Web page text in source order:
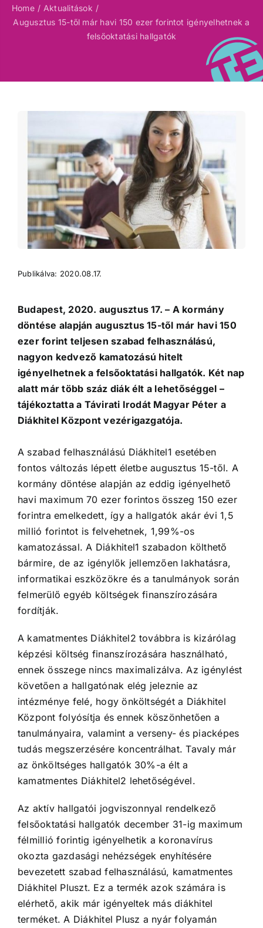
Home
Aktualitások
Augusztus 15-től már havi 150 ezer forintot igényelhetnek a
felsőoktatási hallgatók
Publikálva: 2020.08.17.
Budapest, 2020. augusztus 17. – A kormány
döntése alapján augusztus 15-től már havi 150
ezer forint teljesen szabad felhasználású,
nagyon kedvező kamatozású hitelt
igényelhetnek a felsőoktatási hallgatók. Két nap
alatt már több száz diák élt a lehetőséggel –
tájékoztatta a Távirati Irodát Magyar Péter a
Diákhitel Központ vezérigazgatója.
A szabad felhasználású Diákhitel1 esetében
fontos változás lépett életbe augusztus 15-től. A
kormány döntése alapján az eddig igényelhető
havi maximum 70 ezer forintos összeg 150 ezer
forintra emelkedett, így a hallgatók akár évi 1,5
millió forintot is felvehetnek, 1,99%-os
kamatozással. A Diákhitel1 szabadon költhető
bármire, de az igénylők jellemzően lakhatásra,
informatikai eszközökre és a tanulmányok során
felmerülő egyéb költségek finanszírozására
fordítják.
A kamatmentes Diákhitel2 továbbra is kizárólag
képzési költség finanszírozására használható,
ennek összege nincs maximalizálva. Az igénylést
követően a hallgatónak elég jeleznie az
intézménye felé, hogy önköltségét a Diákhitel
Központ folyósítja és ennek köszönhetően a
tanulmányaira, valamint a verseny- és piacképes
tudás megszerzésére koncentrálhat. Tavaly már
az önköltséges hallgatók 30%-a élt a
kamatmentes Diákhitel2 lehetőségével.
Az aktív hallgatói jogviszonnyal rendelkező
felsőoktatási hallgatók december 31-ig maximum
félmillió forintig igényelhetik a koronavírus
okozta gazdasági nehézségek enyhítésére
bevezetett szabad felhasználású, kamatmentes
Diákhitel Pluszt. Ez a termék azok számára is
elérhető, akik már igényeltek más diákhitel
terméket. A Diákhitel Plusz a nyár folyamán